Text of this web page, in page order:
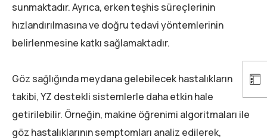
sunmaktadır. Ayrıca, erken teşhis süreçlerinin
hızlandırılmasına ve doğru tedavi yöntemlerinin
belirlenmesine katkı sağlamaktadır.
Göz sağlığında meydana gelebilecek hastalıkların
takibi, YZ destekli sistemlerle daha etkin hale
getirilebilir. Örneğin, makine öğrenimi algoritmaları ile
göz hastalıklarının semptomları analiz edilerek,